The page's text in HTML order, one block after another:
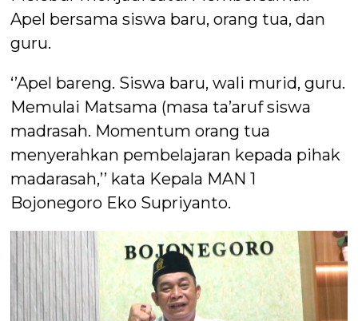
Apel bersama siswa baru, orang tua, dan
guru.
‘’Apel bareng. Siswa baru, wali murid, guru.
Memulai Matsama (masa ta’aruf siswa
madrasah. Momentum orang tua
menyerahkan pembelajaran kepada pihak
madarasah,’’ kata Kepala MAN 1
Bojonegoro Eko Supriyanto.